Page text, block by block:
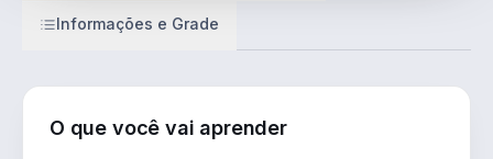
Informações e Grade
O que você vai aprender